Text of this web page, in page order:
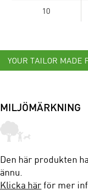
10
YOUR TAILOR MADE
MILJÖMÄRKNING
Den här produkten
ännu.
Klicka härför mer